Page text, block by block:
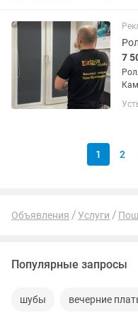
7
1 2
Объявления Услуги
Популярные запросы
шубы вечерние